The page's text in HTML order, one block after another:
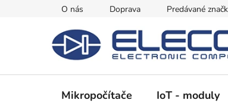
O nás Doprava Predávané
Mikropočítače IoT - moduly